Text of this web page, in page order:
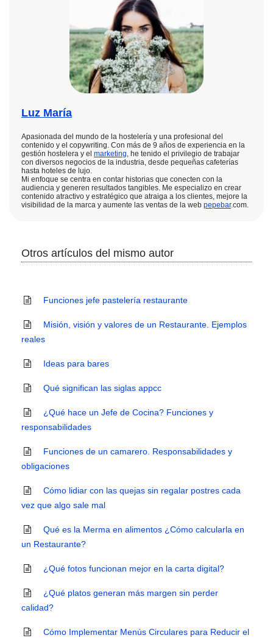
Luz María
Apasionada del mundo de la hostelería y una profesional del
contenido y el copywriting. Con más de 9 años de experiencia en la
gestión hostelera y el marketing, he tenido el privilegio de trabajar
con diversos negocios de la industria, desde pequeñas cafeterías
hasta hoteles de lujo.
Mi enfoque se centra en contar historias que conecten con la
audiencia y generen resultados tangibles. Me especializo en crear
contenido atractivo y estratégico que atraiga a los clientes, mejore la
visibilidad de la marca y aumente las ventas de la web pepebar.com.
Otros artículos del mismo autor
Funciones jefe pastelería restaurante
Misión, visión y valores de un Restaurante. Ejemplos
reales
Ideas para bares
Qué significan las siglas appcc
¿Qué hace un Jefe de Cocina? Funciones y
responsabilidades
Funciones de un camarero. Responsabilidades y
obligaciones
Cómo lidiar con las quejas sin regalar postres cada
vez que algo sale mal
Qué es la Merma en alimentos ¿Cómo calcularla en
un Restaurante?
¿Qué fotos funcionan mejor en la carta digital?
¿Qué platos generan más margen sin perder
calidad?
Cómo Implementar Menús Circulares para Reducir el